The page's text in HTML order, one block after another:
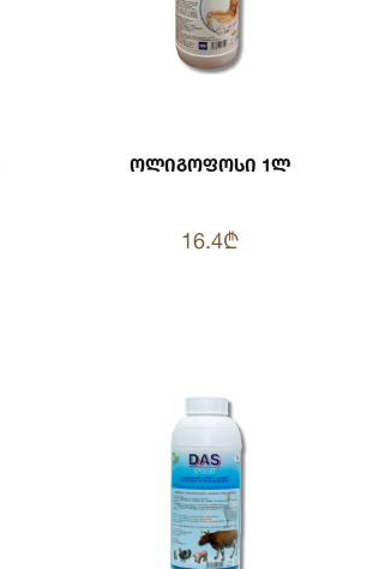
Ოლიგოფოსი 1ლ
16.4₾